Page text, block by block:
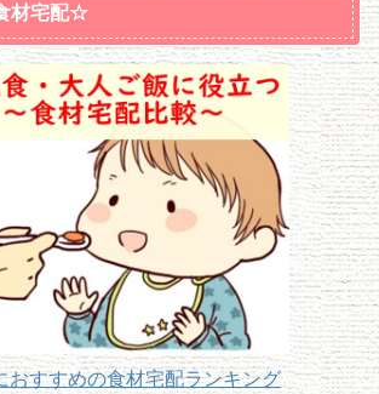
材宅配☆
おすすめの食材宅配ランキング